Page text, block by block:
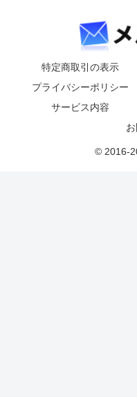
特定商取引の表示
プライバシーポリシー
サービス内容
© 2016-